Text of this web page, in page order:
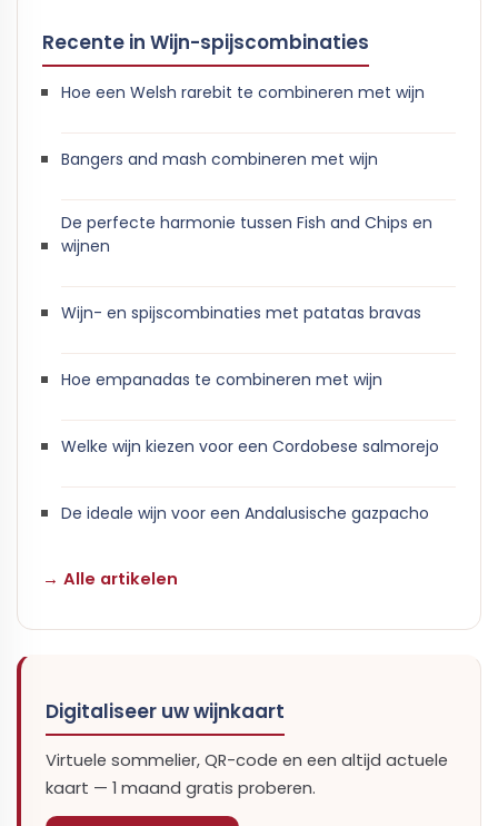
Recente in Wijn-spijscombinaties
Hoe een Welsh rarebit te combineren met wijn
Bangers and mash combineren met wijn
De perfecte harmonie tussen Fish and Chips en
wijnen
Wijn- en spijscombinaties met patatas bravas
Hoe empanadas te combineren met wijn
Welke wijn kiezen voor een Cordobese salmorejo
De ideale wijn voor een Andalusische gazpacho
→ Alle artikelen
Digitaliseer uw wijnkaart
Virtuele sommelier, QR-code en een altijd actuele
kaart — 1 maand gratis proberen.